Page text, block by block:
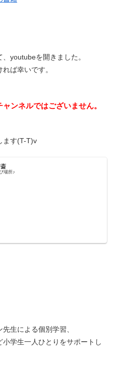
youtubeを開きました。
ば幸いです。
ンネルではございません。
ます(T-T)v
場所♪
生による個別学習、
学生一人ひとりをサポートし